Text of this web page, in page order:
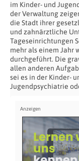
im Kinder- und
der Verwaltung
die Stadt ihrer
und zahnärztliche
Tageseinrichtungen
mehr als einem Jahr
durchgeführt. Die
allen anderen
sei es in der Kinder-
Jugendpsychiatrie